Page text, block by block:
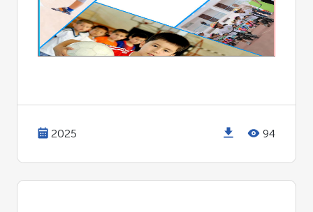
2025 94